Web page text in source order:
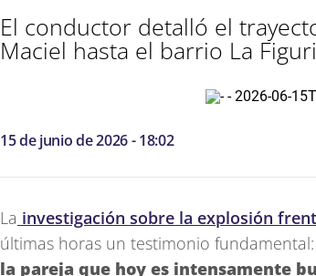
El conductor detalló el
Maciel hasta el barrio La
15 de junio de 2026 - 18:02
La investigación sobre la explosión
últimas horas un testimonio
la pareja que hoy es intensamente